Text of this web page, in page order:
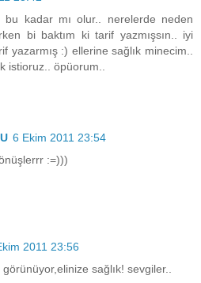
bu kadar mı olur.. nerelerde neden
bi baktım ki tarif yazmışsın.. iyi
yazarmış :) ellerine sağlık minecim..
istioruz.. öpüorum..
6 Ekim 2011 23:54
:=)))
2011 23:56
sağlık! sevgiler..